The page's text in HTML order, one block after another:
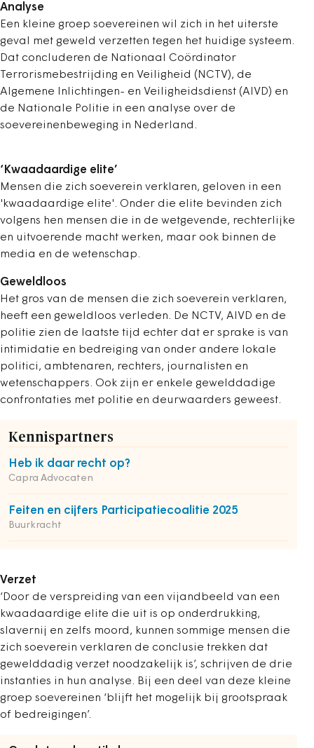
Analyse
Een kleine groep soevereinen wil zich in het uiterste
geval met geweld verzetten tegen het huidige systeem.
Dat concluderen de Nationaal Coördinator
Terrorismebestrijding en Veiligheid (NCTV), de
Algemene Inlichtingen- en Veiligheidsdienst (AIVD) en
de Nationale Politie in een analyse over de
soevereinenbeweging in Nederland.
‘Kwaadaardige elite’
Mensen die zich soeverein verklaren, geloven in een
'kwaadaardige elite'. Onder die elite bevinden zich
volgens hen mensen die in de wetgevende, rechterlijke
en uitvoerende macht werken, maar ook binnen de
media en de wetenschap.
Geweldloos
Het gros van de mensen die zich soeverein verklaren,
heeft een geweldloos verleden. De NCTV, AIVD en de
politie zien de laatste tijd echter dat er sprake is van
intimidatie en bedreiging van onder andere lokale
politici, ambtenaren, rechters, journalisten en
wetenschappers. Ook zijn er enkele gewelddadige
confrontaties met politie en deurwaarders geweest.
Kennispartners
Heb ik daar recht op?
Capra Advocaten
Feiten en cijfers Participatiecoalitie 2025
Buurkracht
Verzet
‘Door de verspreiding van een vijandbeeld van een
kwaadaardige elite die uit is op onderdrukking,
slavernij en zelfs moord, kunnen sommige mensen die
zich soeverein verklaren de conclusie trekken dat
gewelddadig verzet noodzakelijk is’, schrijven de drie
instanties in hun analyse. Bij een deel van deze kleine
groep soevereinen ‘blijft het mogelijk bij grootspraak
of bedreigingen’.